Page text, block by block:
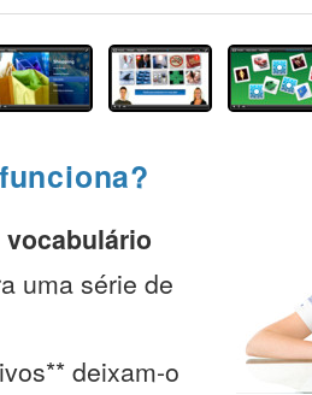
vocabulário
uma série de
deixam-o